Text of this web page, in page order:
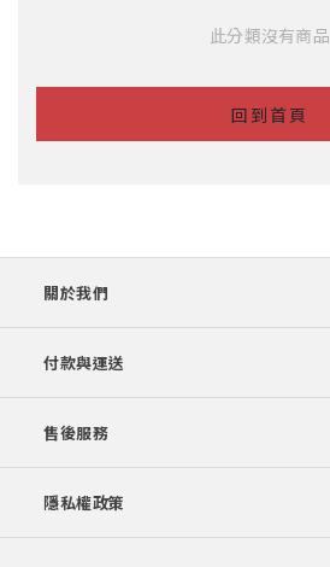
此分類沒有商品
回到首頁
關於我們
付款與運送
售後服務
隱私權政策